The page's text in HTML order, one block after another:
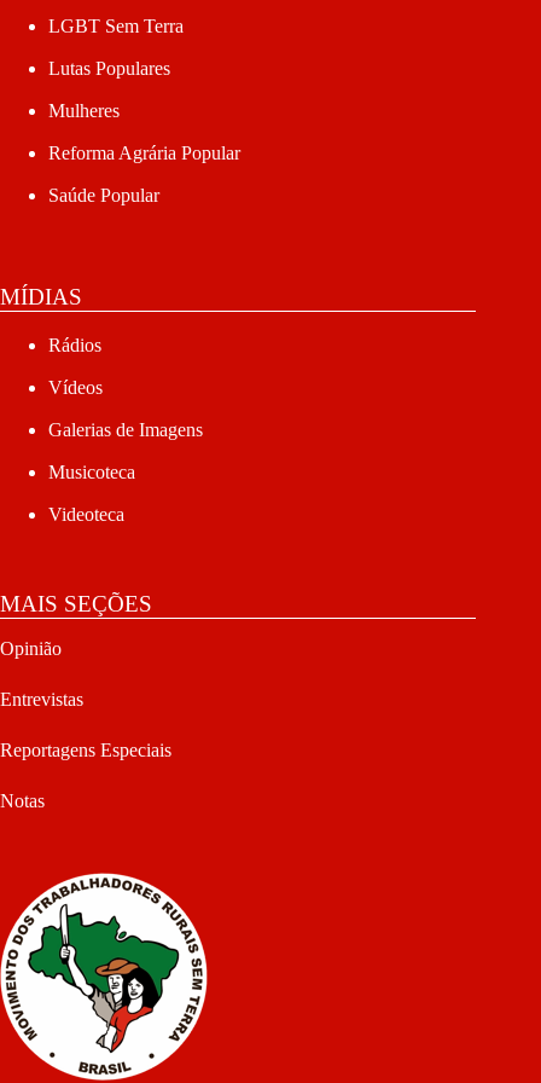
LGBT Sem Terra
Lutas Populares
Mulheres
Reforma Agrária Popular
Saúde Popular
MÍDIAS
Rádios
Vídeos
Galerias de Imagens
Musicoteca
Videoteca
MAIS SEÇÕES
Opinião
Entrevistas
Reportagens Especiais
Notas